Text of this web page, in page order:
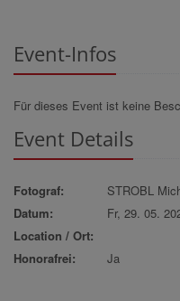
Event-Infos
Für dieses Event ist keine
Event Details
Fotograf:
STROBL
Datum:
Fr, 29. 05.
Location / Ort:
Honorafrei:
Ja